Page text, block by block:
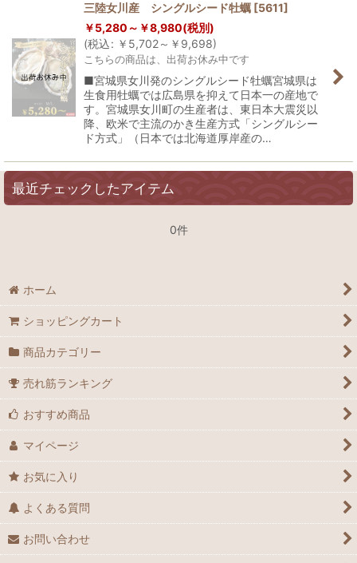
三陸女川産 シングルシード牡蠣 [5611]
￥5,280～ ￥8,980(税別)
(税込: ￥ 5,702～ ￥ 9,698)
こちらの商品は、出荷お休み中です
■宮城県女川発のシングルシード牡蠣宮城県は
生食用牡蠣では広島県を抑えて日本一の産地で
す。宮城県女川町の生産者は、東日本大震災以
降、欧米で主流のかき生産方式「シングルシー
ド方式」（日本では北海道厚岸産の…
最近チェックしたアイテム
0件
ホーム
ショッピングカート
商品カテゴリー
売れ筋ランキング
おすすめ商品
マイページ
お気に入り
よくある質問
お問い合わせ